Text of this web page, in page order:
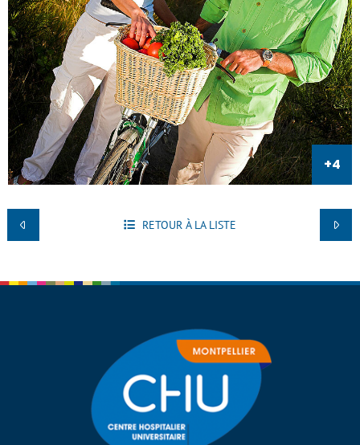
RETOUR À LA LISTE